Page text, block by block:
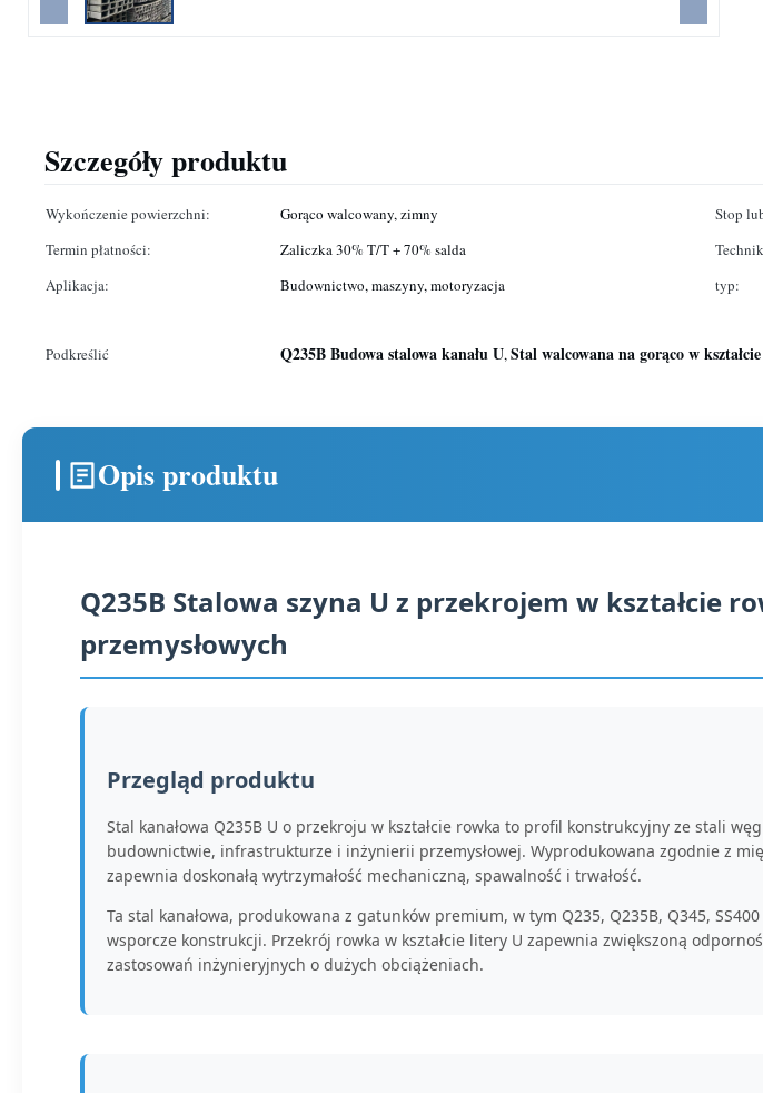
Szczegóły produktu
Wykończenie powierzchni: Gorąco walcowany, zimny Stop
Termin płatności:
Zaliczka 30% T/T + 70% salda
Aplikacja:
Budownictwo, maszyny, motoryzacja typ:
Podkreślić
Q235B Budowa stalowa kanału U,Stal walcowana na gorąco w
Opis produktu
Q235B Stalowa szyna U z przekrojem w
przemysłowych
Przegląd produktu
Stal kanałowa Q235B U o przekroju w kształcie rowka to profil konstrukcyjny ze stali
budownictwie, infrastrukturze i inżynierii przemysłowej. Wyprodukowana zgodnie z
zapewnia doskonałą wytrzymałość mechaniczną, spawalność i trwałość.
Ta stal kanałowa, produkowana z gatunków premium, w tym Q235, Q235B, Q345,
wsporcze konstrukcji. Przekrój rowka w kształcie litery U zapewnia zwiększoną
zastosowań inżynieryjnych o dużych obciążeniach.